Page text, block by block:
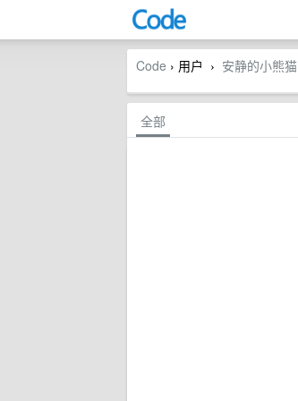
Code › 用户 › 安静的小熊猫
全部